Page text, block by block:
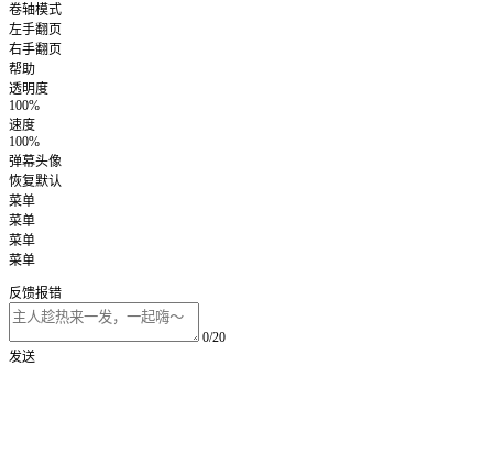
卷轴模式
左手翻页
右手翻页
帮助
透明度
100%
速度
100%
弹幕头像
恢复默认
菜单
菜单
菜单
菜单
反馈报错
0/20
发送